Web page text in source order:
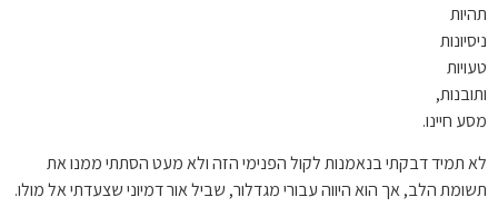
תהיות
ניסיונות
טעויות
ותובנות,
מסע חיינו.
לא תמיד דבקתי בנאמנות לקול הפנימי הזה ולא מעט הסתתי ממנו את
תשומת הלב, אך הוא היווה עבורי מגדלור, שביל אור דמיוני שצעדתי אל מולו.